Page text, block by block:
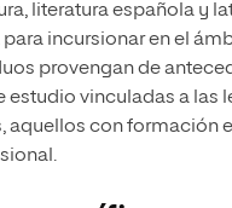
literatura española y
incursionar en el
provengan de
estudio vinculadas a
aquellos con formación